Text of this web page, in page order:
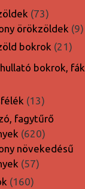
termék
7373
termék
örökzöldek 99
bokrok 2121
bokrok, fák
1313
termék
fagytűrő
620620
termék
növekedésű
5757
160160